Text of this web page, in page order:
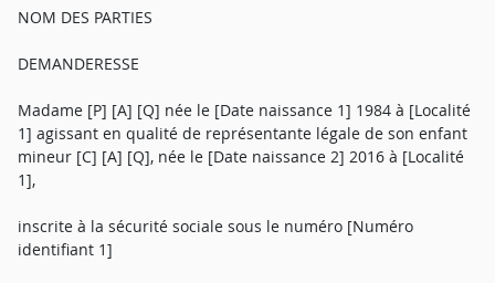
NOM DES PARTIES
DEMANDERESSE
Madame [P] [A] [Q] née le [Date naissance 1] 1984 à [Localité
1] agissant en qualité de représentante légale de son enfant
mineur [C] [A] [Q], née le [Date naissance 2] 2016 à [Localité
1],
inscrite à la sécurité sociale sous le numéro [Numéro
identifiant 1]